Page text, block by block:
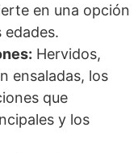
en una opción
Hervidos,
ensaladas, los
que
y los